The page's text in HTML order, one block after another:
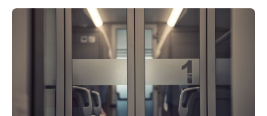
茨城
完全ガイド
個人のお客様へ